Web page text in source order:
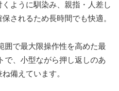
ように馴染み、親指・人差し
されるため長時間でも快適。
囲で最大限操作性を高めた最
で、小型ながら押し返しのあ
備えています。